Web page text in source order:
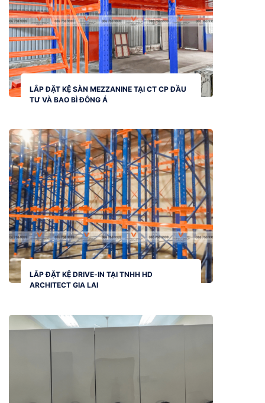
LẮP ĐẶT KỆ SÀN MEZZANINE TẠI CT CP ĐẦU
TƯ VÀ BAO BÌ ĐÔNG Á
LẮP ĐẶT KỆ DRIVE-IN TẠI TNHH HD
ARCHITECT GIA LAI